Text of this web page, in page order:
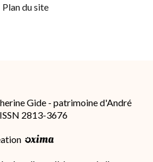
Plan du site
Gide - patrimoine d'André
2813-3676